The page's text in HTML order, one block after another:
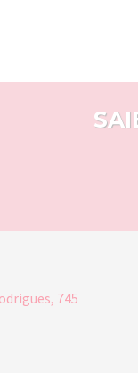
745